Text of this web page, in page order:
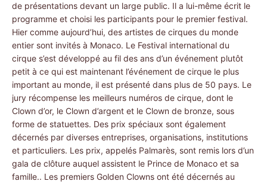
de présentations devant un large public. Il a lui-même écrit le
programme et choisi les participants pour le premier festival.
Hier comme aujourd’hui, des artistes de cirques du monde
entier sont invités à Monaco. Le Festival international du
cirque s’est développé au fil des ans d’un événement plutôt
petit à ce qui est maintenant l’événement de cirque le plus
important au monde, il est présenté dans plus de 50 pays. Le
jury récompense les meilleurs numéros de cirque, dont le
Clown d’or, le Clown d’argent et le Clown de bronze, sous
forme de statuettes. Des prix spéciaux sont également
décernés par diverses entreprises, organisations, institutions
et particuliers. Les prix, appelés Palmarès, sont remis lors d’un
gala de clôture auquel assistent le Prince de Monaco et sa
famille.. Les premiers Golden Clowns ont été décernés au